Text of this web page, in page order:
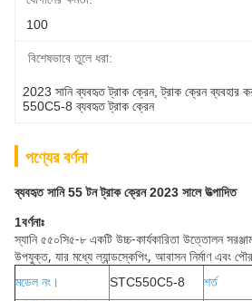
100
বিশেষভাবে তুলে ধরা:
2023 সানি ব্যবহৃত ট্রাক ক্রেন, ট্রাক ক্রেন ব্যবহার
550C5-8 ব্যবহৃত ট্রাক ক্রেন
পণ্যের বর্ণনা
ব্যবহৃত সানি 55 টন ট্রাক ক্রেন 2023 সালে উত্পাদিত
1বর্ণনাঃ
স্যানি ৫৫০সি৫-৮ একটি উচ্চ-কার্যকারিতা উত্তোলন
উপযুক্ত, যার মধ্যে ল্যান্ডস্কেপিং, আবাসন নির্মাণ এবং
মডেল নং। STC550C5-8 শর্ত